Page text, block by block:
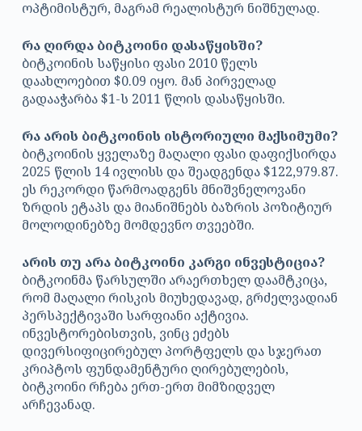
ოპტიმისტურ, მაგრამ რეალისტურ ნიშნულად.
რა ღირდა ბიტკოინი დასაწყისში?
ბიტკოინის საწყისი ფასი 2010 წელს
დაახლოებით $0.09 იყო. მან პირველად
გადააჭარბა $1-ს 2011 წლის დასაწყისში.
რა არის ბიტკოინის ისტორიული მაქსიმუმი?
ბიტკოინის ყველაზე მაღალი ფასი დაფიქსირდა
2025 წლის 14 ივლისს და შეადგენდა $122,979.87.
ეს რეკორდი წარმოადგენს მნიშვნელოვანი
ზრდის ეტაპს და მიანიშნებს ბაზრის პოზიტიურ
მოლოდინებზე მომდევნო თვეებში.
არის თუ არა ბიტკოინი კარგი ინვესტიცია?
ბიტკოინმა წარსულში არაერთხელ დაამტკიცა,
რომ მაღალი რისკის მიუხედავად, გრძელვადიან
პერსპექტივაში სარფიანი აქტივია.
ინვესტორებისთვის, ვინც ეძებს
დივერსიფიცირებულ პორტფელს და სჯერათ
კრიპტოს ფუნდამენტური ღირებულების,
ბიტკოინი რჩება ერთ-ერთ მიმზიდველ
არჩევანად.